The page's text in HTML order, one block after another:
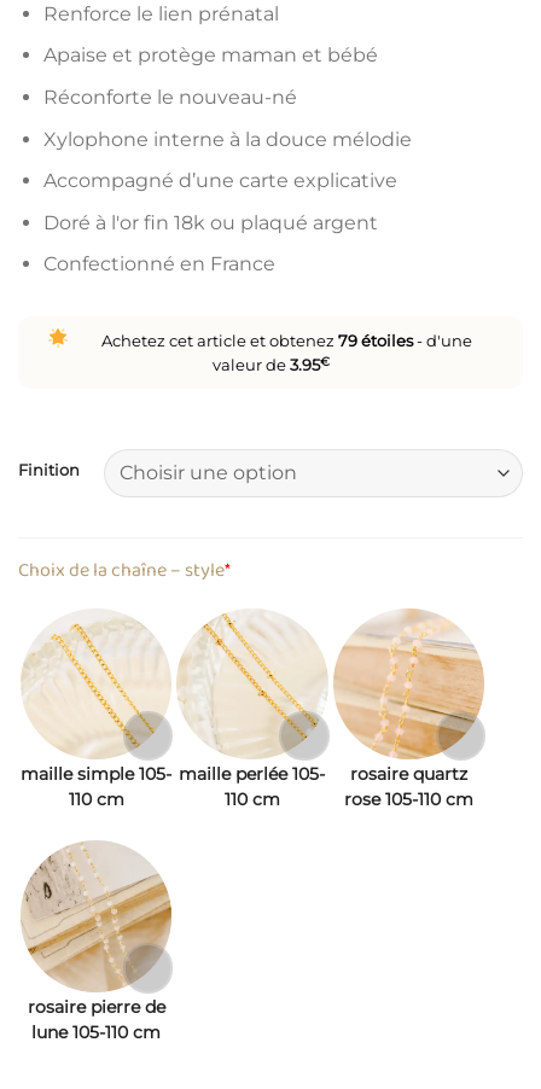
Renforce le lien prénatal
Apaise et protège maman et bébé
Réconforte le nouveau-né
Xylophone interne à la douce mélodie
Accompagné d’une carte explicative
Doré à l'or fin 18k ou plaqué argent
Confectionné en France
Achetez cet article et obtenez 79étoiles- d'une
valeur de3.95€
Finition
*
Choix de la chaîne – style
maille simple 105-
110 cm
maille perlée 105-
110 cm
rosaire quartz
rose 105-110 cm
rosaire pierre de
lune 105-110 cm